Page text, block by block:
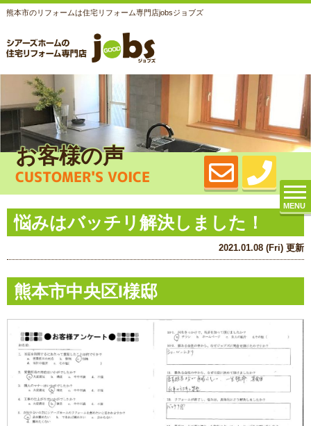
熊本市のリフォームは住宅リフォーム専門店jobsジョブズ
MENU
お客様の声
CUSTOMER'S VOICE
悩みはバッチリ解決しました！
2021.01.08 (Fri) 更新
熊本市中央区I様邸